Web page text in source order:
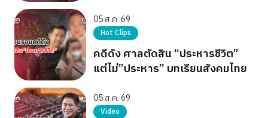
05 ส.ค. 69
Hot Clips
คดีดัง ศาลตัดสิน “ประหารชีวิต”
แต่ไม่”ประหาร” บทเรียนสังคมไทย
05 ส.ค. 69
Video